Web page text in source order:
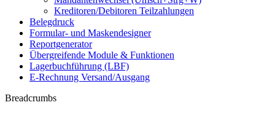
Kreditoren/Debitoren Teilzahlungen
Belegdruck
Formular- und Maskendesigner
Reportgenerator
Übergreifende Module & Funktionen
Lagerbuchführung (LBF)
E-Rechnung Versand/Ausgang
Breadcrumbs